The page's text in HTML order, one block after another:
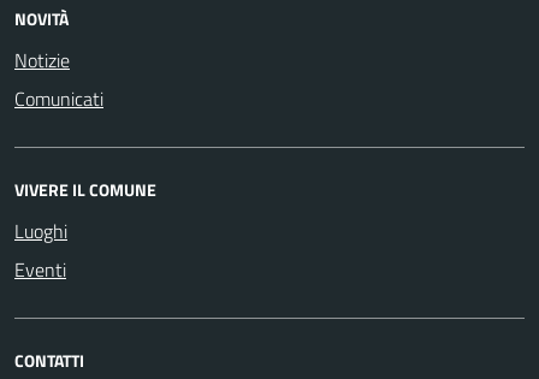
NOVITÀ
Notizie
Comunicati
VIVERE IL COMUNE
Luoghi
Eventi
CONTATTI